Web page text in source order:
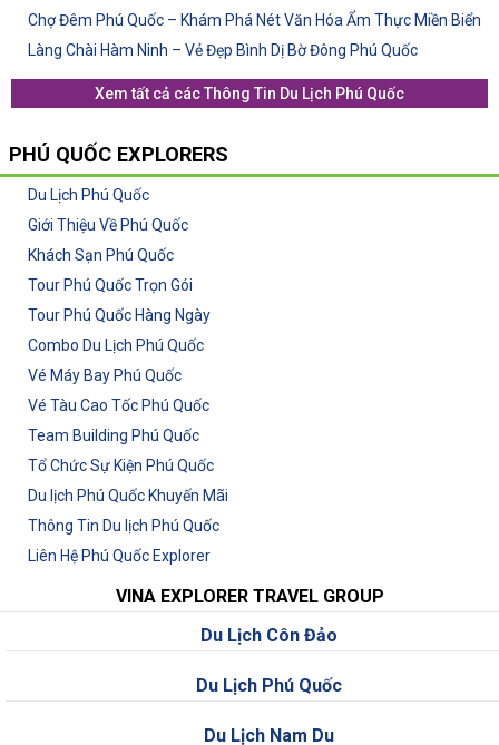
Chợ Đêm Phú Quốc – Khám Phá Nét Văn Hóa Ẩm Thực Miền Biển
Làng Chài Hàm Ninh – Vẻ Đẹp Bình Dị Bờ Đông Phú Quốc
Xem tất cả cácThông Tin Du Lịch Phú Quốc
PHÚ QUỐC EXPLORERS
Du Lịch Phú Quốc
Giới Thiệu Về Phú Quốc
Khách Sạn Phú Quốc
Tour Phú Quốc Trọn Gói
Tour Phú Quốc Hàng Ngày
Combo Du Lịch Phú Quốc
Vé Máy Bay Phú Quốc
Vé Tàu Cao Tốc Phú Quốc
Team Building Phú Quốc
Tổ Chức Sự Kiện Phú Quốc
Du lịch Phú Quốc Khuyến Mãi
Thông Tin Du lịch Phú Quốc
Liên Hệ Phú Quốc Explorer
VINA EXPLORER TRAVEL GROUP
Du Lịch Côn Đảo
Du Lịch Phú Quốc
Du Lịch Nam Du